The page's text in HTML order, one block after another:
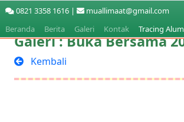
0821 3358 1616 |
muallimaat@gmail.com
Beranda
Berita Galeri Kontak Tracing
Galeri : Buka Bersama
Kembali